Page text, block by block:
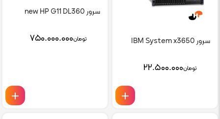
سرور IBM System x3650
تومان۲۲.۵۰۰.۰۰۰
سرور new HP G11 DL360
تومان۷۵۰.۰۰۰.۰۰۰